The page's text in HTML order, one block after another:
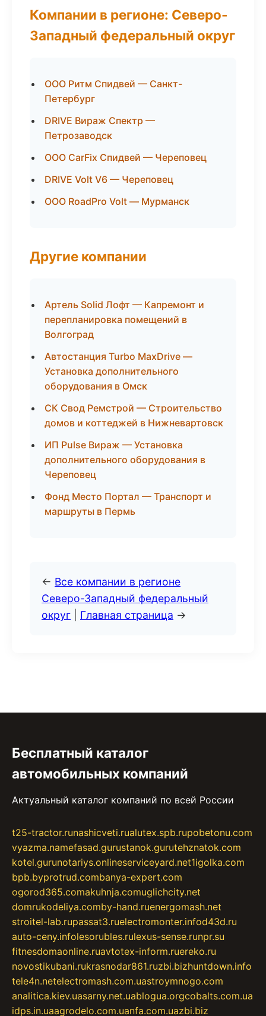
Компании в регионе: Северо-
Западный федеральный округ
ООО Ритм Спидвей — Санкт-
Петербург
DRIVE Вираж Спектр —
Петрозаводск
ООО CarFix Спидвей — Череповец
DRIVE Volt V6 — Череповец
ООО RoadPro Volt — Мурманск
Другие компании
Артель Solid Лофт — Капремонт и
перепланировка помещений в
Волгоград
Автостанция Turbo MaxDrive —
Установка дополнительного
оборудования в Омск
СК Свод Ремстрой — Строительство
домов и коттеджей в Нижневартовск
ИП Pulse Вираж — Установка
дополнительного оборудования в
Череповец
Фонд Место Портал — Транспорт и
маршруты в Пермь
← Все компании в регионе
Северо-Западный федеральный
округ
Главная страница →
Бесплатный каталог
автомобильных компаний
Актуальный каталог компаний по всей России
t25-tractor.runashicveti.rualutex.spb.rupobetonu.com
vyazma.namefasad.gurustanok.gurutehznatok.com
kotel.gurunotariys.onlineserviceyard.net1igolka.com
bpb.byprotrud.combanya-expert.com
ogorod365.comakuhnja.comuglichcity.net
domrukodeliya.comby-hand.ruenergomash.net
stroitel-lab.rupassat3.ruelectromonter.infod43d.ru
auto-ceny.infolesorubles.rulexus-sense.runpr.su
fitnesdomaonline.ruavtotex-inform.ruereko.ru
novostikubani.rukrasnodar861.ruzbi.bizhuntdown.info
tele4n.netelectromash.com.uastroymnogo.com
analitica.kiev.uasarny.net.uablogua.orgcobalts.com.ua
idps.in.uaagrodelo.com.uanfa.com.uazbi.biz